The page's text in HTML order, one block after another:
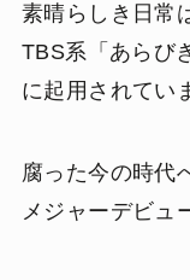
素晴らしき日常
TBS系「あらび
に起用されてい
腐った今の時代
メジャーデビュ